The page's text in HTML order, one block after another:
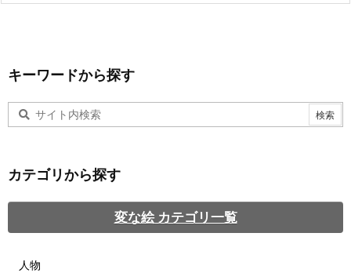
キーワードから探す
カテゴリから探す
変な絵 カテゴリ一覧
人物